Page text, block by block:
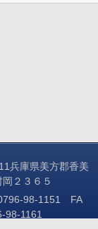
兵庫県美方郡香美
２３６５
98-1151 FA
98-1161